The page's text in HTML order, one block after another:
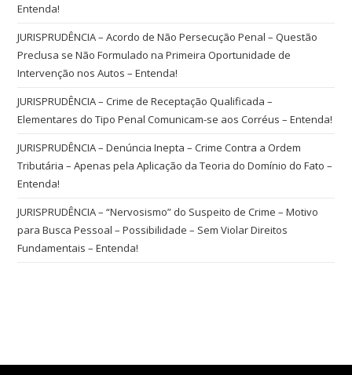
Entenda!
JURISPRUDÊNCIA – Acordo de Não Persecução Penal – Questão
Preclusa se Não Formulado na Primeira Oportunidade de
Intervenção nos Autos – Entenda!
JURISPRUDÊNCIA – Crime de Receptação Qualificada –
Elementares do Tipo Penal Comunicam-se aos Corréus – Entenda!
JURISPRUDÊNCIA – Denúncia Inepta – Crime Contra a Ordem
Tributária – Apenas pela Aplicação da Teoria do Domínio do Fato –
Entenda!
JURISPRUDÊNCIA – “Nervosismo” do Suspeito de Crime – Motivo
para Busca Pessoal – Possibilidade – Sem Violar Direitos
Fundamentais – Entenda!